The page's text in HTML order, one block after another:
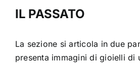
IL PASSATO
La sezione si articola in due
presenta immagini di gioielli di